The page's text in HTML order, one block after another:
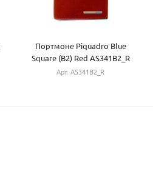
Портмоне Piquadro Blue
Square (B2) Red AS341B2_R
Арт. AS341B2_R